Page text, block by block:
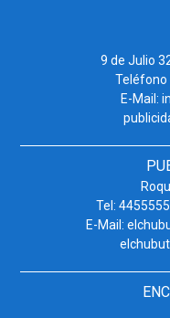
9 de Julio
Teléfono
E-Mail:
Tel:
E-Mail: